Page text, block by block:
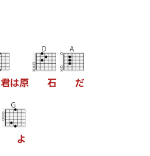
君は原
D
石
A
だ
G
よ